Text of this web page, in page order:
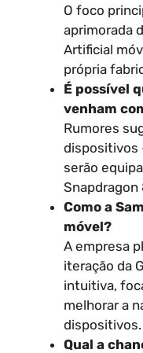
O foco
aprimorada
Artificial
própria
É possível
venham
Rumores
dispositivos
serão
Snapdragon
Como a
móvel?
A empresa
iteração da
intuitiva,
melhorar a
dispositivos.
Qual a